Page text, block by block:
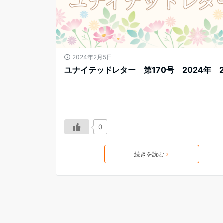
2024年2月5日
ユナイテッドレター 第170号 2024年
0
続きを読む